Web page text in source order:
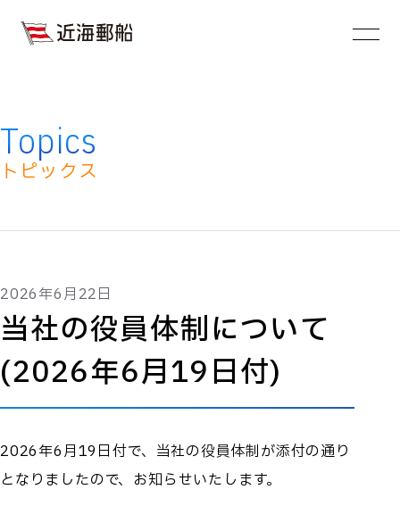
JA EN
企業情報
Service
Sustainability
Ships Gallery
運航船舶一覧
Topics
トピックス
Topics
トピックス
2026年6月22日
当社の役員体制について
(2026年6月19日付)
2026年6月19日付で、当社の役員体制が添付の通り
となりましたので、お知らせいたします。